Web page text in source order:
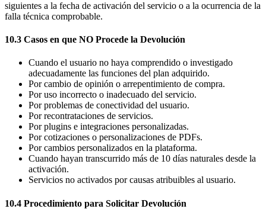
siguientes a la fecha de activación del servicio o a la ocurrencia de la
falla técnica comprobable.
10.3 Casos en que NO Procede la Devolución
Cuando el usuario no haya comprendido o investigado
adecuadamente las funciones del plan adquirido.
Por cambio de opinión o arrepentimiento de compra.
Por uso incorrecto o inadecuado del servicio.
Por problemas de conectividad del usuario.
Por recontrataciones de servicios.
Por plugins e integraciones personalizadas.
Por cotizaciones o personalizaciones de PDFs.
Por cambios personalizados en la plataforma.
Cuando hayan transcurrido más de 10 días naturales desde la
activación.
Servicios no activados por causas atribuibles al usuario.
10.4 Procedimiento para Solicitar Devolución